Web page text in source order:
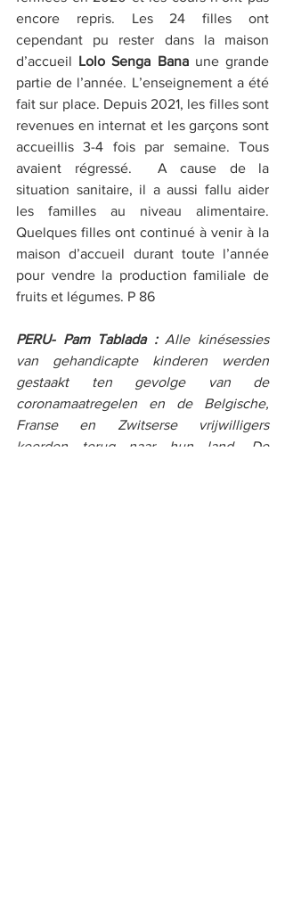
encore repris. Les 24 filles ont
cependant pu rester dans la maison
d’accueil Lolo Senga Bana une grande
partie de l’année. L’enseignement a été
fait sur place. Depuis 2021, les filles sont
revenues en internat et les garçons sont
accueillis 3-4 fois par semaine. Tous
avaient régressé.  A cause de la
situation sanitaire, il a aussi fallu aider
les familles au niveau alimentaire.
Quelques filles ont continué à venir à la
maison d’accueil durant toute l’année
pour vendre la production familiale de
fruits et légumes. P 86
PERU- Pam Tablada : Alle kinésessies
van gehandicapte kinderen werden
gestaakt ten gevolge van de
coronamaatregelen en de Belgische,
Franse en Zwitserse vrijwilligers
keerden terug naar hun land. De